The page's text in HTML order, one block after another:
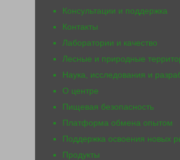
Консультации и поддержка
Контакты
Лаборатории и качество
Лесные и природные
Наука, исследования и
О центре
Пищевая безопасность
Платформа обмена опытом
Поддержка освоения новых
Продукты